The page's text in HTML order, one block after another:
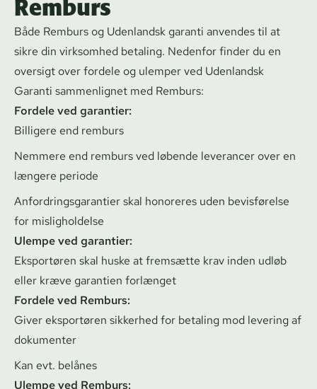
Remburs
Både Remburs og Udenlandsk garanti anvendes til at
sikre din virksomhed betaling. Nedenfor finder du en
oversigt over fordele og ulemper ved Udenlandsk
Garanti sammenlignet med Remburs:
Fordele ved garantier:
Billigere end remburs
Nemmere end remburs ved løbende leverancer over en
længere periode
An­for­drings­ga­ran­ti­er skal honoreres uden bevisførelse
for misligholdelse
Ulempe ved garantier:
Eksportøren skal huske at fremsætte krav inden udløb
eller kræve garantien forlænget
Fordele ved Remburs:
Giver eksportøren sikkerhed for betaling mod levering af
dokumenter
Kan evt. belånes
Ulempe ved Remburs: